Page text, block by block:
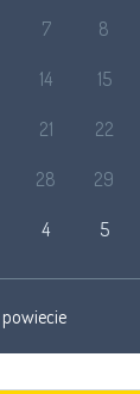
7 8
14 15
21 22
28 29
4 5